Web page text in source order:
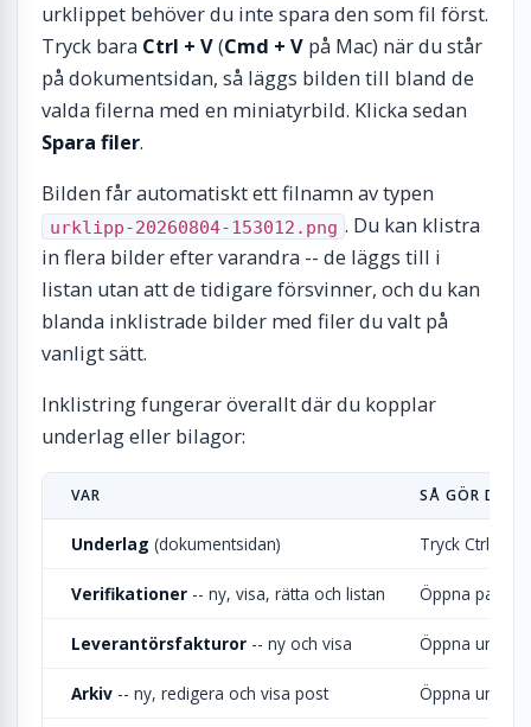
urklippet behöver du inte spara den som fil först.
Tryck bara Ctrl + V(Cmd + V på Mac) när du står
på dokumentsidan, så läggs bilden till bland de
valda filerna med en miniatyrbild. Klicka sedan
Spara filer.
Bilden får automatiskt ett filnamn av typen
urklipp-20260804-153012.png . Du kan klistra
in flera bilder efter varandra -- de läggs till i
listan utan att de tidigare försvinner, och du kan
blanda inklistrade bilder med filer du valt på
vanligt sätt.
Inklistring fungerar överallt där du kopplar
underlag eller bilagor:
VAR SÅ GÖR DU
Underlag (dokumentsidan) Tryck Ctrl +
Verifikationer -- ny, visa, rätta och listan Öppna
Leverantörsfakturor -- ny och visa Öppna
Arkiv -- ny, redigera och visa post Öppna